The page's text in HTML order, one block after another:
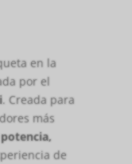
en la
por el
. Creada para
más
potencia,
de